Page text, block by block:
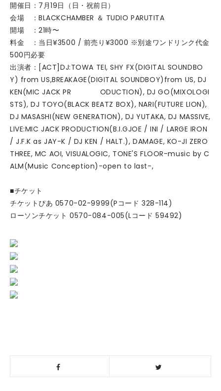
開催日：7月19日（日・祝前日）
会場 ：BLACKCHAMBER ＆ TUDIO PARUTITA
開場 ：21時〜
料金 ：当日¥3500 / 前売り¥3000 ※別途ワンドリンク代金
500円必要
出演者：[ACT]DJ:TOWA TEI, SHY FX(DIGITAL SOUNDBO
Y) from US,BREAKAGE(DIGITAL SOUNDBOY)from US, DJ
KEN(MIC JACK PR ODUCTION), DJ GO(MIXOLOGI
STS), DJ TOYO(BLACK BEATZ BOX), NARI(FUTURE LION),
DJ MASASHI(NEW GENERATION), DJ YUTAKA, DJ MASSIVE,
LIVE:MIC JACK PRODUCTION(B.I.GJOE / INI / LARGE IRON
/ J.F.K as JAY-K / DJ KEN / HALT.), DAMAGE, KO-JI ZERO
THREE, MC AOI, VISUALOGIC, TONE'S FLOOR-music by C
ALM(Music Conception)-open to last-,
■チケット
チケットぴあ 0570-02-9999(Pコード 328-114)
ローソンチケット 0570-084-005(Lコード 59492)